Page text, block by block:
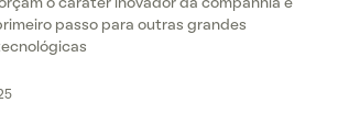
o caráter inovador da companhia e
passo para outras grandes